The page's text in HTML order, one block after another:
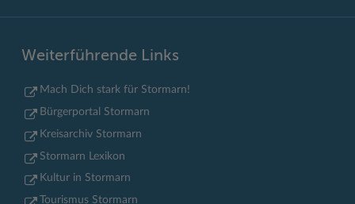
Weiterführende Links
Mach Dich stark für Stormarn!
Bürgerportal Stormarn
Kreisarchiv Stormarn
Stormarn Lexikon
Kultur in Stormarn
Tourismus Stormarn